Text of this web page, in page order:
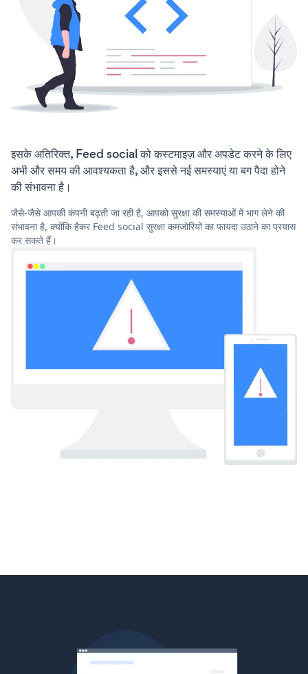
इसके अतिरिक्त, Feed social को कस्टमाइज़ और अपडेट करने के लिए
अभी और समय की आवश्यकता है, और इससे नई समस्याएं या बग पैदा होने
की संभावना है।
जैसे-जैसे आपकी कंपनी बढ़ती जा रही है, आपको सुरक्षा की समस्याओं में भाग लेने की
संभावना है, क्योंकि हैकर Feed social सुरक्षा कमजोरियों का फायदा उठाने का प्रयास
कर सकते हैं।